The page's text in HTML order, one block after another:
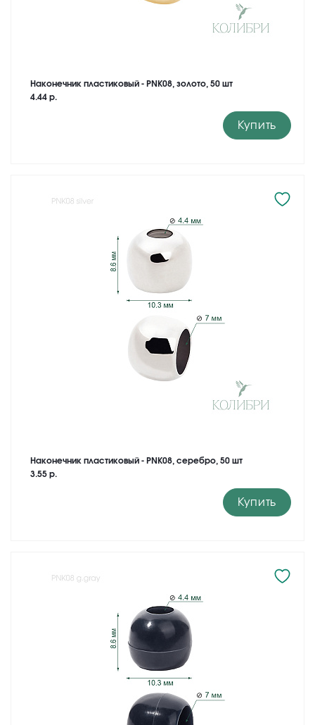
Наконечник пластиковый - PNK08, золото, 50 шт
4.44 р.
Купить
Наконечник пластиковый - PNK08, серебро, 50 шт
3.55 р.
Купить